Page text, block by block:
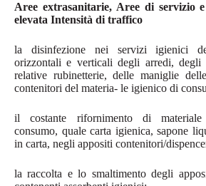
Aree extrasanitarie, Aree di servizio
elevata Intensità di traffico
la disinfezione nei servizi igienici
orizzontali e verticali degli arredi, degli
relative rubinetterie, delle maniglie
contenitori del materia- le igienico di
il costante rifornimento di
consumo, quale carta igienica, sapone
in carta, negli appositi contenitori/
la raccolta e lo smaltimento degli